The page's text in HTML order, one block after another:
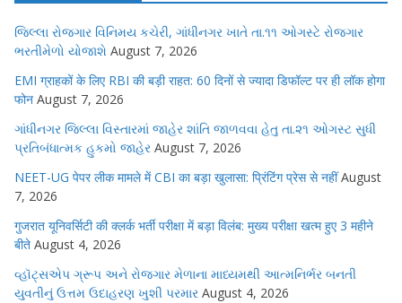
જિલ્લા રોજગાર વિનિમય કચેરી, ગાંધીનગર ખાતે તા.૧૧ ઓગસ્ટે રોજગાર
ભરતીમેળો યોજાશે August 7, 2026
EMI ग्राहकों के लिए RBI की बड़ी राहत: 60 दिनों से ज्यादा डिफॉल्ट पर ही लॉक होगा
फोन August 7, 2026
ગાંધીનગર જિલ્લા વિસ્તારમાં જાહેર શાંતિ જાળવવા હેતુ તા.૨૧ ઓગસ્ટ સુધી
પ્રતિબંધાત્મક હુકમો જાહેર August 7, 2026
NEET-UG पेपर लीक मामले में CBI का बड़ा खुलासा: प्रिंटिंग प्रेस से नहीं August
7, 2026
गुजरात यूनिवर्सिटी की क्लर्क भर्ती परीक्षा में बड़ा विलंब: मुख्य परीक्षा खत्म हुए 3 महीने
बीते August 4, 2026
વ્હૉટ્સએપ ગ્રૂપ અને રોજગાર મેળાના માધ્યમથી આત્મનિર્ભર બનતી
યુવતીનું ઉત્તમ ઉદાહરણ ખુશી પરમાર August 4, 2026